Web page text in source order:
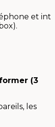
et
(3
les